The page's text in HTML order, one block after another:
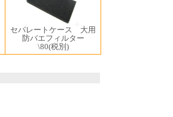
セパレートケース 大用
防バエフィルター
\80(税別)